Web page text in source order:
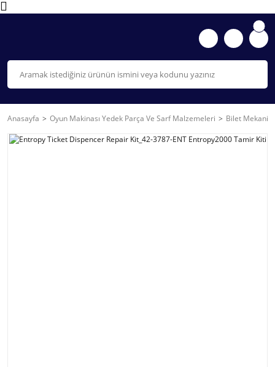
Anasayfa Oyun Makinası Yedek Parça Ve Sarf Malzemeleri Bilet